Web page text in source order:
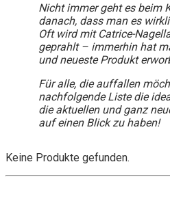
Nicht immer geht es beim
danach, dass man es
Oft wird mit Catrice-
geprahlt – immerhin hat
und neueste Produkt
Für alle, die auffallen
nachfolgende Liste die
die aktuellen und ganz
auf einen Blick zu haben!
Keine Produkte gefunden.